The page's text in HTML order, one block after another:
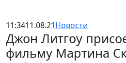
11:3411.08.21Новости
Джон Литгоу
фильму Мартина